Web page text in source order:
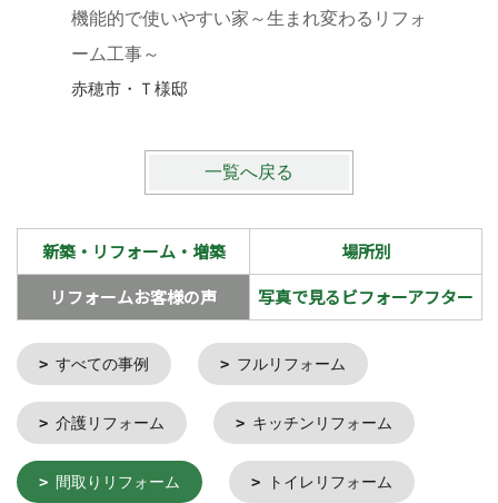
機能的で使いやすい家～生まれ変わるリフォ
ーム工事～
赤穂市・Ｔ様邸
一覧へ戻る
新築・リフォーム・増築
場所別
リフォームお客様の声
写真で見るビフォーアフター
すべての事例 フルリフォーム
介護リフォーム キッチンリフォーム
間取りリフォーム トイレリフォーム